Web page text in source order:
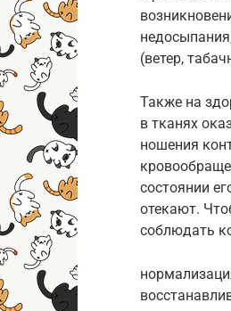
(ветер,
Также на
в тканях
ношения
состоянии
отекают.
соблюдать